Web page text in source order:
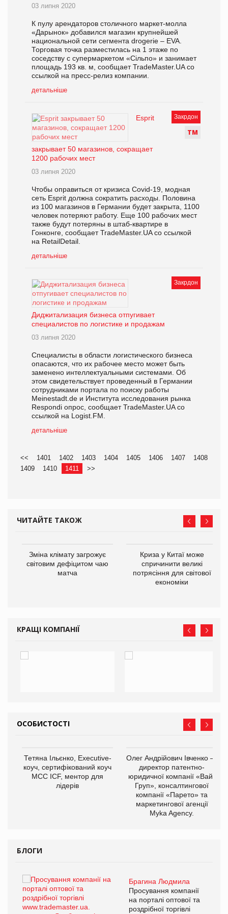
03 липня 2020
К пулу арендаторов столичного маркет-молла
«Дарынок» добавился магазин крупнейшей
национальной сети сегмента drogerie – EVA.
Торговая точка разместилась на 1 этаже по
соседству с супермаркетом «Сільпо» и занимает
площадь 193 кв. м, сообщает TradeMaster.UA со
ссылкой на пресс-релиз компании.
детальніше
Закрдон
ТМ
Esprit
закрывает 50 магазинов, сокращает
1200 рабочих мест
03 липня 2020
Чтобы оправиться от кризиса Covid-19, модная
сеть Esprit должна сократить расходы. Половина
из 100 магазинов в Германии будет закрыта, 1100
человек потеряют работу. Еще 100 рабочих мест
также будут потеряны в штаб-квартире в
Гонконге, сообщает TradeMaster.UA со ссылкой
на RetailDetail.
детальніше
Закрдон
Диджитализация бизнеса отпугивает
специалистов по логистике и продажам
03 липня 2020
Специалисты в области логистического бизнеса
опасаются, что их рабочее место может быть
заменено интеллектуальными системами. Об
этом свидетельствует проведенный в Германии
сотрудниками портала по поиску работы
Meinestadt.de и Института исследования рынка
Respondi опрос, сообщает TradeMaster.UA со
ссылкой на Logist.FM.
детальніше
<< 1401 1402 1403 1404 1405 1406 1407
1408
1409
1410 1411 >>
ЧИТАЙТЕ ТАКОЖ
Зміна клімату загрожує
світовим дефіцитом чаю
матча
Криза у Китаї може
спричинити великі
потрясіння для світової
економіки
КРАЩІ КОМПАНІЇ
ОСОБИСТОСТІ
Тетяна Ільєнко, Executive-
коуч, сертифікований коуч
МСС ICF, ментор для
лідерів
Олег Андрійович Івченко —
директор патентно-
юридичної компанії «Вайз
Груп», консалтингової
компанії «Парето» та
маркетингової агенції
Myka Agency.
БЛОГИ
Брагина Людмила
Просування компанії
на порталі оптової та
роздрібної торгівлі